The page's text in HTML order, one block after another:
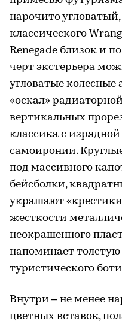
нарочито
классического
Renegade близок и
черт экстерьера
угловатые
«оскал»
вертикальных
классика с
самоиронии.
под массивного
бейсболки,
украшают
жесткости
неокрашенного
напоминает
туристического
Внутри – не менее
цветных вставок,